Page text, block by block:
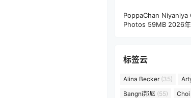
PoppaChan Niyaniya
Photos 59MB 2026
标签云
Alina Becker(35)
Bangni邦尼 (55) Choi